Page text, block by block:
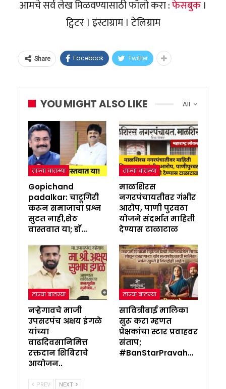
आमचे सर्व लेख मिळवण्यासाठी फॉलो करा :फेसबुक ।
ट्विटर । इंस्टाग्राम । टेलिग्राम
Share Facebook Twitter
All
YOU MIGHT ALSO LIKE
ताज्या बातम्या
Gopichand
padalkar: चाटूगिरी
करून समाजाचा प्रश्न
सुटत नाही,शेठ
वास्तवात या; डॉ…
ताज्या बातम्या
माळशिरस
नगरपंचायतीवर गंभीर
आरोप, पाणी पुरवठा
योजने संदर्भात माहिती
देण्यास टाळाटाळ
ताज्या बातम्या
नऱ्हेगावचे माजी
उपसरपंच अक्षय इंगळे
यांच्या
वाढदिवसानिमित्त
रक्तदान शिबिराचे
आयोजन..
ताज्या बातम्या
सावित्रीबाई मालिका
सुरू करा म्हणत
प्रेक्षकांचा स्टार प्रवाहवर
संताप;
#BanStarPravah…
PREV NEXT